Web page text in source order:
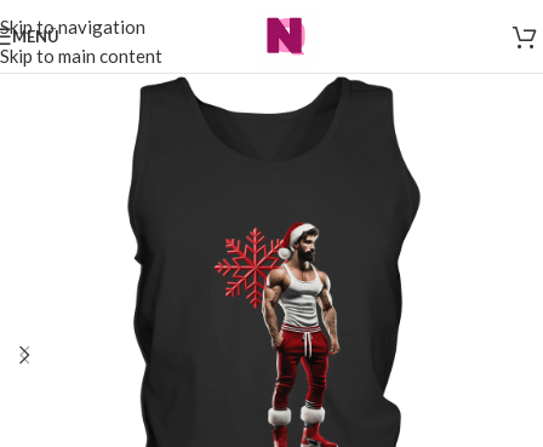
Skip to navigation
Skip to main content
MENÜ